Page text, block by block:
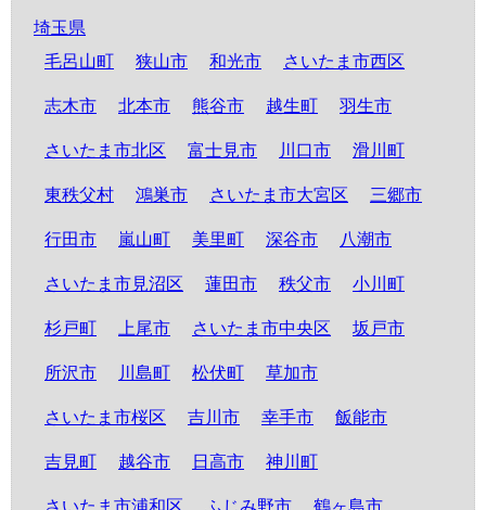
埼玉県
毛呂山町
狭山市 和光市 さいたま市西区
志木市 北本市 熊谷市 越生町 羽生市
さいたま市北区 富士見市 川口市 滑川町
東秩父村 鴻巣市 さいたま市大宮区 三郷市
行田市 嵐山町 美里町 深谷市 八潮市
さいたま市見沼区 蓮田市 秩父市 小川町
杉戸町 上尾市 さいたま市中央区 坂戸市
所沢市 川島町 松伏町 草加市
さいたま市桜区 吉川市 幸手市 飯能市
吉見町 越谷市 日高市 神川町
さいたま市浦和区 ふじみ野市 鶴ヶ島市